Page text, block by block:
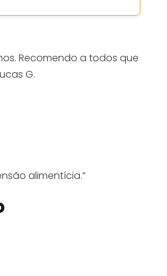
Recomendo a todos que
G.
alimentícia.”